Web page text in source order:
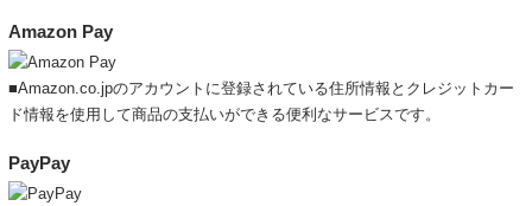
Amazon Pay
■Amazon.co.jpのアカウントに登録されている住所情報とクレジットカー
ド情報を使用して商品の支払いができる便利なサービスです。
PayPay